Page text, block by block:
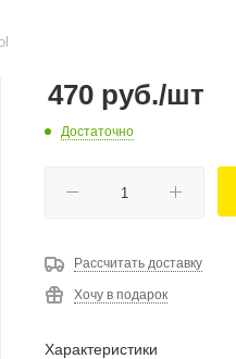
470 руб./шт
Достаточно
Рассчитать доставку
Хочу в подарок
Характеристики